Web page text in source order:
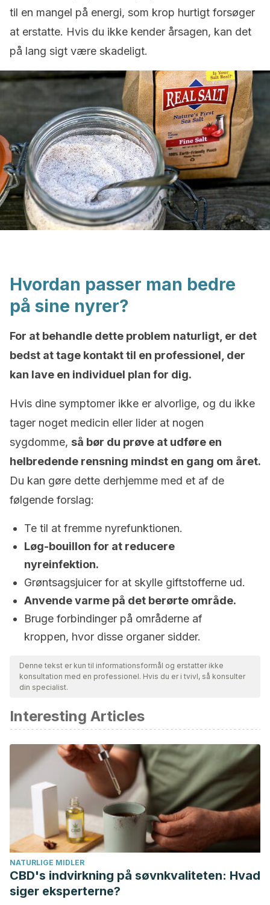
til en mangel på energi, som krop hurtigt forsøger
at erstatte. Hvis du ikke kender årsagen, kan det
på lang sigt være skadeligt.
Hvordan passer man bedre
på sine nyrer?
For at behandle dette problem naturligt, er det
bedst at tage kontakt til en professionel, der
kan lave en individuel plan for dig.
Hvis dine symptomer ikke er alvorlige, og du ikke
tager noget medicin eller lider at nogen
sygdomme, så bør du prøve at udføre en
helbredende rensning mindst en gang om året.
Du kan gøre dette derhjemme med et af de
følgende forslag:
Te til at fremme nyrefunktionen.
Løg-bouillon for at reducere
nyreinfektion.
Grøntsagsjuicer for at skylle giftstofferne ud.
Anvende varme på det berørte område.
Bruge forbindinger på områderne af
kroppen, hvor disse organer sidder.
Denne tekst er kun til informationsformål og erstatter ikke
konsultation med en professionel. Hvis du er i tvivl, så konsulter
din specialist.
Interesting Articles
NATURLIGE MIDLER
CBD's indvirkning på søvnkvaliteten: Hvad
siger eksperterne?